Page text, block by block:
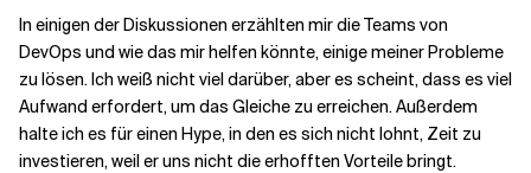
In einigen der Diskussionen erzählten mir die Teams von
DevOps und wie das mir helfen könnte, einige meiner Probleme
zu lösen. Ich weiß nicht viel darüber, aber es scheint, dass es viel
Aufwand erfordert, um das Gleiche zu erreichen. Außerdem
halte ich es für einen Hype, in den es sich nicht lohnt, Zeit zu
investieren, weil er uns nicht die erhofften Vorteile bringt.